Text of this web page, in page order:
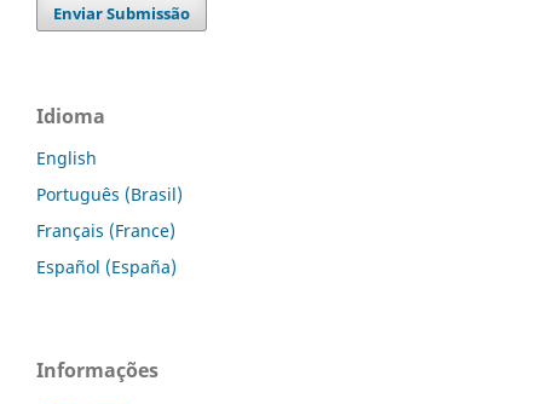
Enviar Submissão
Idioma
English
Português (Brasil)
Français (France)
Español (España)
Informações